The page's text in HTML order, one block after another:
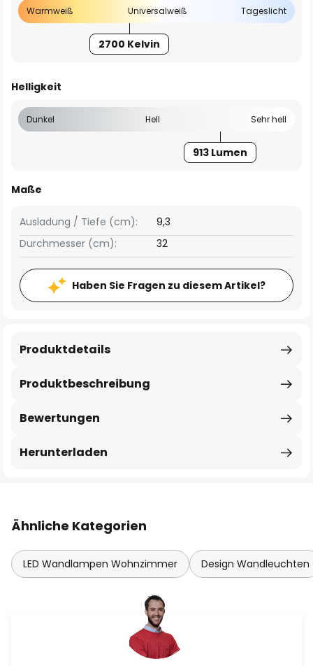
Warmweiß Universalweiß Tageslicht
2700 Kelvin
Helligkeit
Dunkel Hell Sehr hell
913 Lumen
Maße
Ausladung / Tiefe (cm):
9,3
Durchmesser (cm):
32
Haben Sie Fragen zu diesem Artikel?
Produktbeschreibung
Produktdetails
Bewertungen
Herunterladen
Ähnliche Kategorien
LED Wandlampen Wohnzimmer Design Wandleuchten